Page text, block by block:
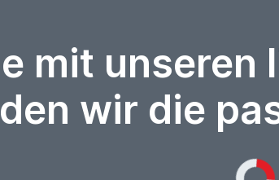
mit unseren
wir die